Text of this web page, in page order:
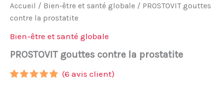
Accueil / Bien-être et santé globale / PROSTOVIT gouttes
contre la prostatite
Bien-être et santé globale
PROSTOVIT gouttes contre la prostatite
(6 avis client)